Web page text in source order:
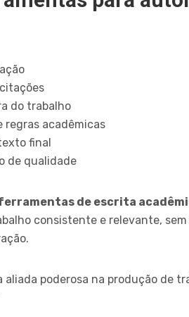
do trabalho
regras acadêmicas
final
de qualidade
de escrita
consistente e relevante,
aliada poderosa na produção de